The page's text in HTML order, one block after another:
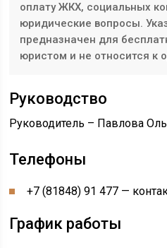
оплату ЖКХ, социальных
юридические вопросы.
предназначен для
юристом и не относится к
Руководство
Руководитель – Павлова
Телефоны
+7 (81848) 91 477 —
График работы